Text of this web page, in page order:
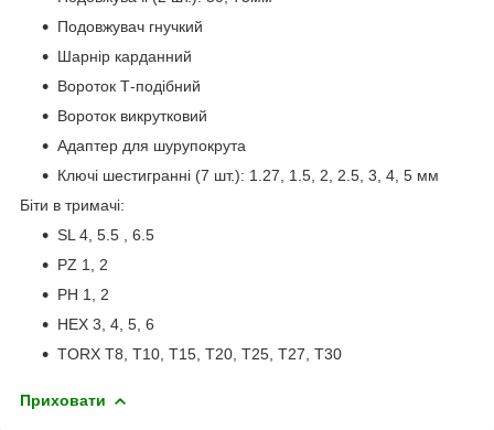
Подовжувач гнучкий
Шарнір карданний
Вороток Т-подібний
Вороток викрутковий
Адаптер для шурупокрута
Ключі шестигранні (7 шт.): 1.27, 1.5, 2, 2.5, 3, 4, 5 мм
Біти в тримачі:
SL 4, 5.5 , 6.5
PZ 1, 2
PH 1, 2
HEX 3, 4, 5, 6
TORX T8, T10, T15, T20, T25, T27, T30
Приховати